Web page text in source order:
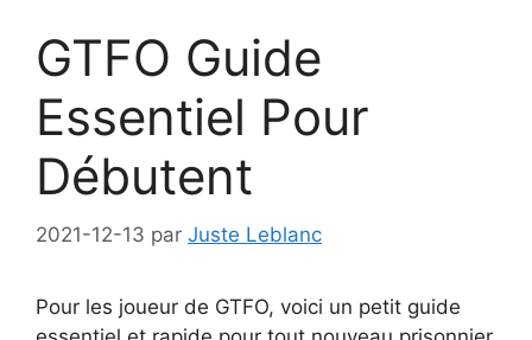
GTFO Guide
Essentiel Pour
Débutent
2021-12-13 par Juste Leblanc
Pour les joueur de GTFO, voici un petit guide